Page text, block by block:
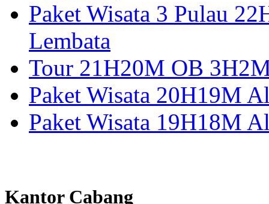
Paket Wisata 3 Pulau
Lembata
Tour 21H20M OB
Paket Wisata 20H19M
Paket Wisata 19H18M
Kantor Cabang